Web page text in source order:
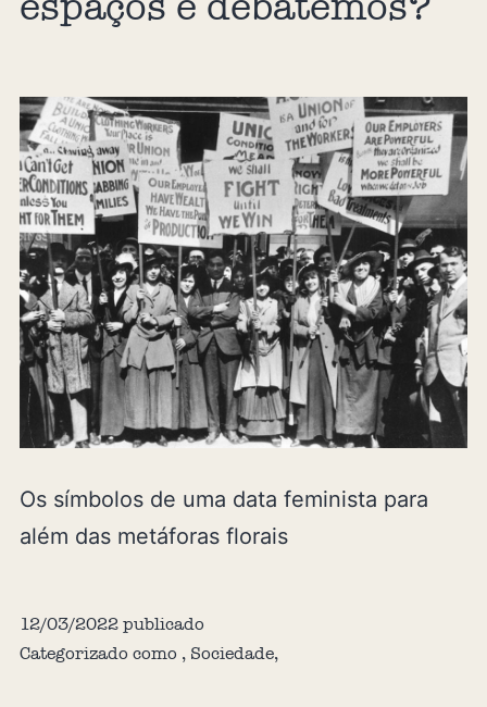
Os símbolos de uma data feminista para
além das metáforas florais
12/03/2022publicado
Categorizado como , Sociedade,